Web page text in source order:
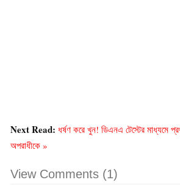
Next Read: ধর্ষণ করে খুন! ডিএনএ টেস্টের মাধ্যমে
অপরাধীকে »
View Comments (1)